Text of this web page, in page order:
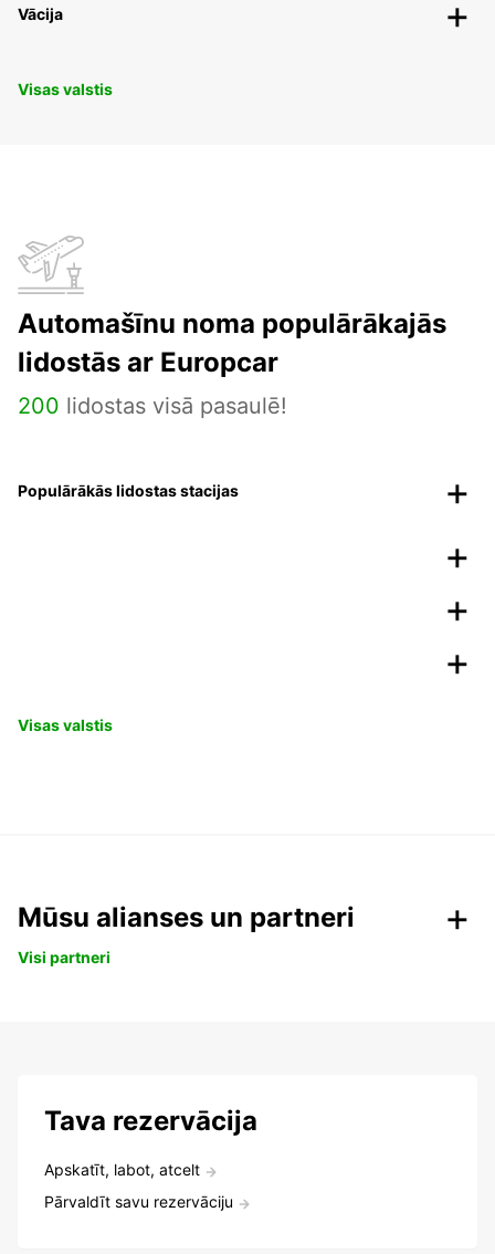
Vācija
Visas valstis
Automašīnu noma populārākajās
lidostās ar Europcar
200 lidostas visā pasaulē!
Populārākās lidostas stacijas
Visas valstis
Mūsu alianses un partneri
Visi partneri
Tava rezervācija
Apskatīt, labot, atcelt
Pārvaldīt savu rezervāciju